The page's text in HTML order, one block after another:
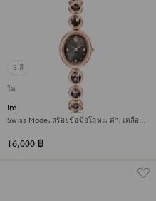
3 สี
ใหม่
Imber oval นาฬิกา
Swiss Made, สร้อยข้อมือโลหะ, ดำ, เคลือบ
16,000 ฿